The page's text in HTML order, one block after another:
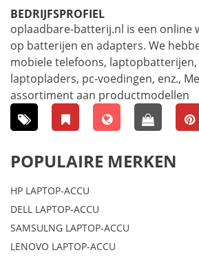
BEDRIJFSPROFIEL
oplaadbare-batterij.nl is een online
op batterijen en adapters. We
mobiele telefoons,
laptopladers, pc-voedingen, enz.,
assortiment aan productmodellen
POPULAIRE MERKEN
HP LAPTOP-ACCU
DELL LAPTOP-ACCU
SAMSULNG LAPTOP-ACCU
LENOVO LAPTOP-ACCU